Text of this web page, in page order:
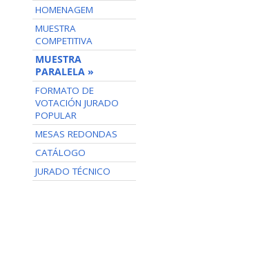
HOMENAGEM
MUESTRA
COMPETITIVA
MUESTRA
PARALELA »
FORMATO DE
VOTACIÓN JURADO
POPULAR
MESAS REDONDAS
CATÁLOGO
JURADO TÉCNICO